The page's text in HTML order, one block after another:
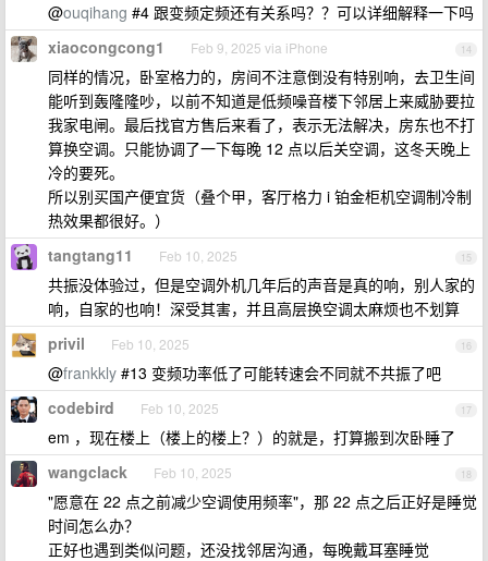
@ouqihang #4 跟变频定频还有关系吗？？可以详细解释一下吗
14
xiaocongcong1 Feb 9, 2025 via iPhone
同样的情况，卧室格力的，房间不注意倒没有特别响，去卫生间
能听到轰隆隆吵，以前不知道是低频噪音楼下邻居上来威胁要拉
我家电闸。最后找官方售后来看了，表示无法解决，房东也不打
算换空调。只能协调了一下每晚 12 点以后关空调，这冬天晚上
冷的要死。
所以别买国产便宜货（叠个甲，客厅格力 i 铂金柜机空调制冷制
热效果都很好。）
15
tangtang11 Feb 10, 2025
共振没体验过，但是空调外机几年后的声音是真的响，别人家的
响，自家的也响！深受其害，并且高层换空调太麻烦也不划算
16
privil Feb 10, 2025
@frankkly #13 变频功率低了可能转速会不同就不共振了吧
17
codebird Feb 10, 2025
em ，现在楼上（楼上的楼上？）的就是，打算搬到次卧睡了
18
wangclack Feb 10, 2025
"愿意在 22 点之前减少空调使用频率"，那 22 点之后正好是睡觉
时间怎么办？
正好也遇到类似问题，还没找邻居沟通，每晚戴耳塞睡觉